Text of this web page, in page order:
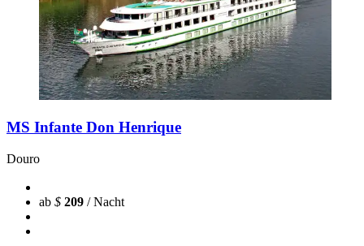
MS Infante Don Henrique
Douro
ab $ 209 / Nacht